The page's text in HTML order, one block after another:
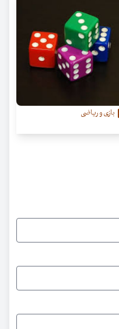
بازی و ریاضی